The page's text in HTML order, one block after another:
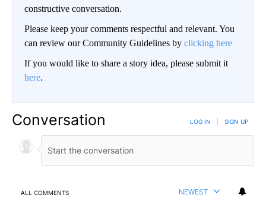
constructive conversation.
Please keep your comments respectful and relevant. You
can review our Community Guidelines by clicking here
If you would like to share a story idea, please submit it
here.
Conversation LOG IN SIGN UP
ALL COMMENTS NEWEST